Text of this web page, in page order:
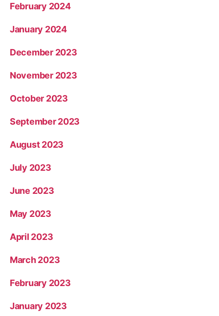
February 2024
January 2024
December 2023
November 2023
October 2023
September 2023
August 2023
July 2023
June 2023
May 2023
April 2023
March 2023
February 2023
January 2023